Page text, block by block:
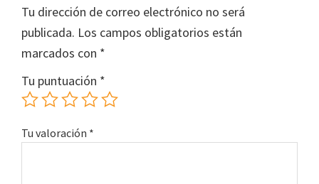
Tu dirección de correo electrónico no será
publicada. Los campos obligatorios están
marcados con *
Tu puntuación *
Tu valoración *